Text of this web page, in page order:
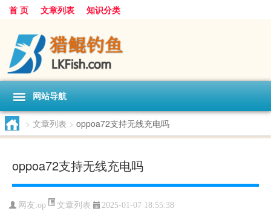
首 页 文章列表 知识分类
网站导航
> 文章列表 > oppoa72支持无线充电吗
oppoa72支持无线充电吗
网友:op 文章列表 2025-01-07 18:55:38